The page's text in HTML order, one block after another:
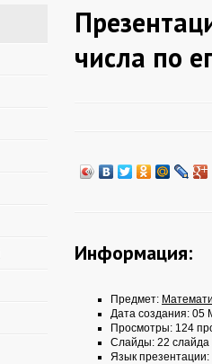
числа по
Информация:
Предмет:
Дата создания: 05
Просмотры: 124
Слайды: 22 слайда
Язык презентации: